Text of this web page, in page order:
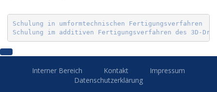
Schulung in umformtechnischen Fertigungsverfahren
Schulung im additiven Fertigungsverfahren des 3D-
Interner Bereich Kontakt
Impressum
Datenschutzerklärung